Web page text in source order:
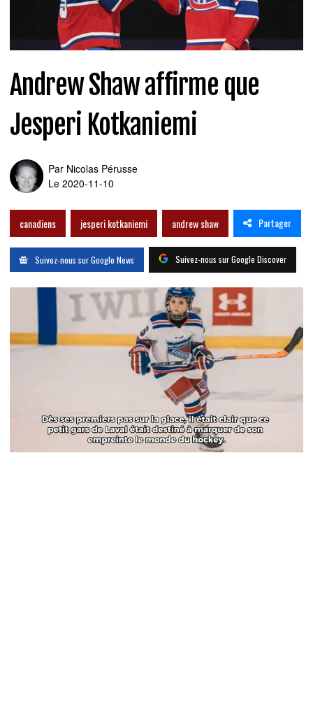
Andrew Shaw affirme que
Jesperi Kotkaniemi
Par Nicolas Pérusse
Le 2020-11-10
canadiens jesperi kotkaniemi andrew shaw Partager
Suivez-nous sur Google News Suivez-nous sur Google Discover